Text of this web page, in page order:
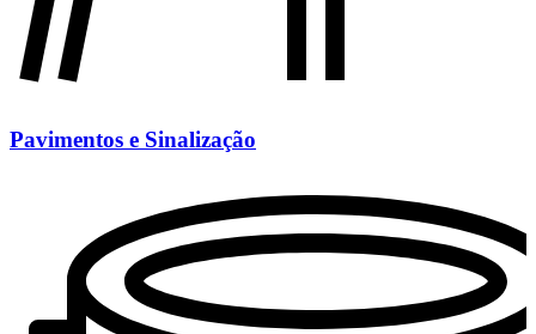
Pavimentos e Sinalização